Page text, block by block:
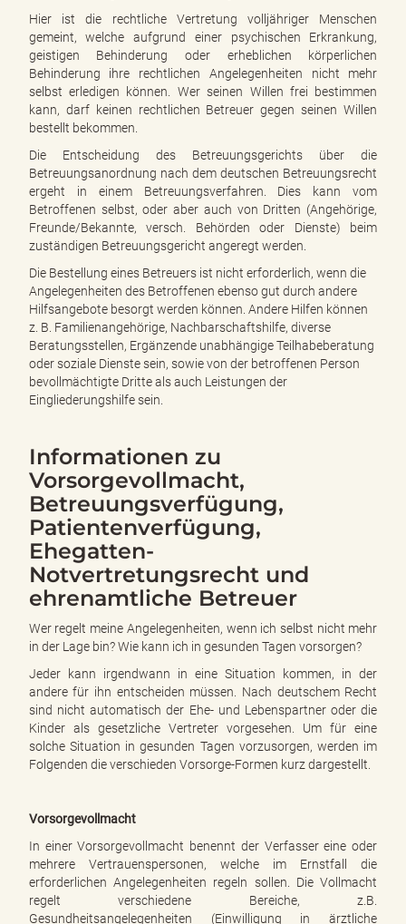
Hier ist die rechtliche Vertretung volljähriger Menschen
gemeint, welche aufgrund einer psychischen Erkrankung,
geistigen Behinderung oder erheblichen körperlichen
Behinderung ihre rechtlichen Angelegenheiten nicht mehr
selbst erledigen können. Wer seinen Willen frei bestimmen
kann, darf keinen rechtlichen Betreuer gegen seinen Willen
bestellt bekommen.
Die Entscheidung des Betreuungsgerichts über die
Betreuungsanordnung nach dem deutschen Betreuungsrecht
ergeht in einem Betreuungsverfahren. Dies kann vom
Betroffenen selbst, oder aber auch von Dritten (Angehörige,
Freunde/Bekannte, versch. Behörden oder Dienste) beim
zuständigen Betreuungsgericht angeregt werden.
Die Bestellung eines Betreuers ist nicht erforderlich, wenn die
Angelegenheiten des Betroffenen ebenso gut durch andere
Hilfsangebote besorgt werden können. Andere Hilfen können
z. B. Familienangehörige, Nachbarschaftshilfe, diverse
Beratungsstellen, Ergänzende unabhängige Teilhabeberatung
oder soziale Dienste sein, sowie von der betroffenen Person
bevollmächtigte Dritte als auch Leistungen der
Eingliederungshilfe sein.
Informationen zu
Vorsorgevollmacht,
Betreuungsverfügung,
Patientenverfügung,
Ehegatten-
Notvertretungsrecht und
ehrenamtliche Betreuer
Wer regelt meine Angelegenheiten, wenn ich selbst nicht mehr
in der Lage bin? Wie kann ich in gesunden Tagen vorsorgen?
Jeder kann irgendwann in eine Situation kommen, in der
andere für ihn entscheiden müssen. Nach deutschem Recht
sind nicht automatisch der Ehe- und Lebenspartner oder die
Kinder als gesetzliche Vertreter vorgesehen. Um für eine
solche Situation in gesunden Tagen vorzusorgen, werden im
Folgenden die verschieden Vorsorge-Formen kurz dargestellt.
Vorsorgevollmacht
In einer Vorsorgevollmacht benennt der Verfasser eine oder
mehrere Vertrauenspersonen, welche im Ernstfall die
erforderlichen Angelegenheiten regeln sollen. Die Vollmacht
regelt verschiedene Bereiche, z.B.
Gesundheitsangelegenheiten (Einwilligung in ärztliche